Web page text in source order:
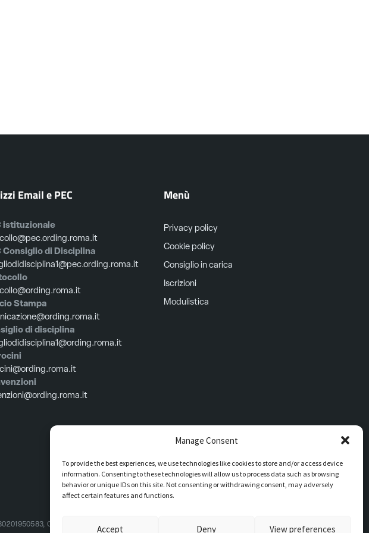
Manage Consent
To provide the best experiences, we use technologies like cookies to store and/or access device
information. Consenting to these technologies will allow us to process data such as browsing
behavior or unique IDs on this site. Not consenting or withdrawing consent, may adversely
affect certain features and functions.
Accept Deny View preferences
Email e PEC
istituzionale
Consiglio di Disciplina
Stampa
di disciplina
Menù
Privacy policy
Cookie policy
Consiglio in carica
Iscrizioni
Modulistica
Codice univoco d’ufficio UFMV3C